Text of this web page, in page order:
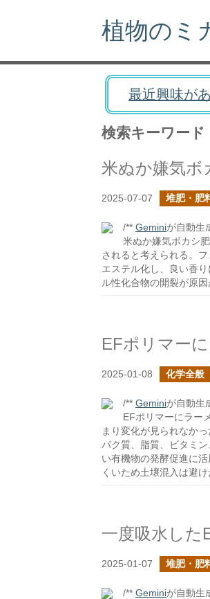
植物のミ
最近興味が
検索キーワード
2025-07-07 堆肥・肥
/** Geminiが自動生
米ぬか嫌気ボカシ
されると考えられる。
エステル化し、良い香
ル性化合物の開裂が原
EFポリマー
2025-01-08 化学全般
/** Geminiが自動生
EFポリマーにラー
まり変化が見られなか
パク質、脂質、ビタミ
い有機物の発酵促進に
くいため土壌混入は避
一度吸水した
2025-01-07 堆肥・肥
/** Geminiが自動生